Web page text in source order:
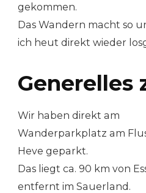
gekommen.
Das Wandern macht so
ich heut direkt wieder
Generelles
Wir haben direkt am
Wanderparkplatz am
Heve geparkt.
Das liegt ca. 90 km von
entfernt im Sauerland.